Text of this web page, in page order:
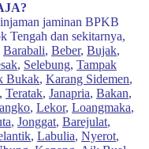
jaminan BPKB
dan sekitarnya,
Barabali, Beber, Bujak,
, Selebung, Tampak
Bukak, Karang Sidemen,
, Teratak, Janapria, Bakan,
, Lekor, Loangmaka,
, Jonggat, Barejulat,
, Labulia, Nyerot,